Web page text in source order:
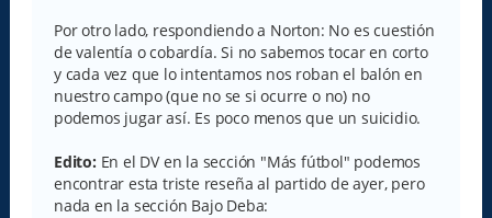
Por otro lado, respondiendo a Norton: No es cuestión
de valentía o cobardía. Si no sabemos tocar en corto
y cada vez que lo intentamos nos roban el balón en
nuestro campo (que no se si ocurre o no) no
podemos jugar así. Es poco menos que un suicidio.
Edito: En el DV en la sección "Más fútbol" podemos
encontrar esta triste reseña al partido de ayer, pero
nada en la sección Bajo Deba: